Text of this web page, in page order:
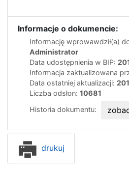
Informacje o dokumencie:
Informację wprowawdził(a)
Administrator
Data udostępnienia w BIP:
Informacja zaktualizowana
Data ostatniej aktualizacji:
Liczba odsłon: 10681
Historia dokumentu:
drukuj